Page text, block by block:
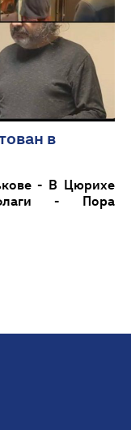
в
- В Цюрихе
флаги - Пора